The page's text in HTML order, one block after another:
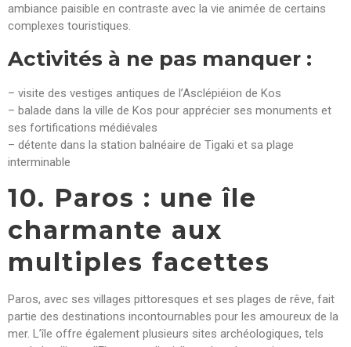
ambiance paisible en contraste avec la vie animée de certains
complexes touristiques.
Activités à ne pas manquer :
– visite des vestiges antiques de l’Asclépiéion de Kos
– balade dans la ville de Kos pour apprécier ses monuments et
ses fortifications médiévales
– détente dans la station balnéaire de Tigaki et sa plage
interminable
10. Paros : une île
charmante aux
multiples facettes
Paros, avec ses villages pittoresques et ses plages de rêve, fait
partie des destinations incontournables pour les amoureux de la
mer. L’île offre également plusieurs sites archéologiques, tels